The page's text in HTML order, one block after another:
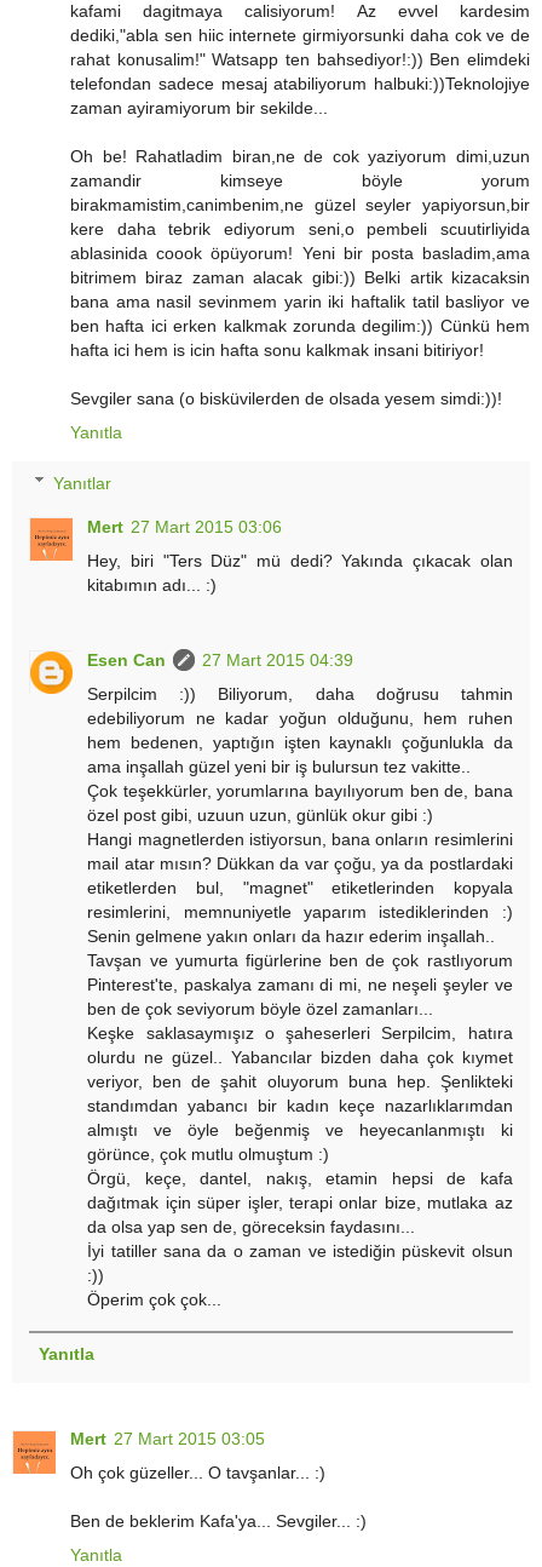
kafami dagitmaya calisiyorum! Az evvel kardesim
dediki,"abla sen hiic internete girmiyorsunki daha cok ve de
rahat konusalim!" Watsapp ten bahsediyor!:)) Ben elimdeki
telefondan sadece mesaj atabiliyorum halbuki:))Teknolojiye
zaman ayiramiyorum bir sekilde...
Oh be! Rahatladim biran,ne de cok yaziyorum dimi,uzun
zamandir kimseye böyle yorum
birakmamistim,canimbenim,ne güzel seyler yapiyorsun,bir
kere daha tebrik ediyorum seni,o pembeli scuutirliyida
ablasinida coook öpüyorum! Yeni bir posta basladim,ama
bitrimem biraz zaman alacak gibi:)) Belki artik kizacaksin
bana ama nasil sevinmem yarin iki haftalik tatil basliyor ve
ben hafta ici erken kalkmak zorunda degilim:)) Cünkü hem
hafta ici hem is icin hafta sonu kalkmak insani bitiriyor!
Sevgiler sana (o bisküvilerden de olsada yesem simdi:))!
Yanıtla
Yanıtlar
Mert 27 Mart 2015 03:06
Hey, biri "Ters Düz" mü dedi? Yakında çıkacak olan
kitabımın adı... :)
Esen Can
27 Mart 2015 04:39
Serpilcim :)) Biliyorum, daha doğrusu tahmin
edebiliyorum ne kadar yoğun olduğunu, hem ruhen
hem bedenen, yaptığın işten kaynaklı çoğunlukla da
ama inşallah güzel yeni bir iş bulursun tez vakitte..
Çok teşekkürler, yorumlarına bayılıyorum ben de, bana
özel post gibi, uzuun uzun, günlük okur gibi :)
Hangi magnetlerden istiyorsun, bana onların resimlerini
mail atar mısın? Dükkan da var çoğu, ya da postlardaki
etiketlerden bul, "magnet" etiketlerinden kopyala
resimlerini, memnuniyetle yaparım istediklerinden :)
Senin gelmene yakın onları da hazır ederim inşallah..
Tavşan ve yumurta figürlerine ben de çok rastlıyorum
Pinterest'te, paskalya zamanı di mi, ne neşeli şeyler ve
ben de çok seviyorum böyle özel zamanları...
Keşke saklasaymışız o şaheserleri Serpilcim, hatıra
olurdu ne güzel.. Yabancılar bizden daha çok kıymet
veriyor, ben de şahit oluyorum buna hep. Şenlikteki
standımdan yabancı bir kadın keçe nazarlıklarımdan
almıştı ve öyle beğenmiş ve heyecanlanmıştı ki
görünce, çok mutlu olmuştum :)
Örgü, keçe, dantel, nakış, etamin hepsi de kafa
dağıtmak için süper işler, terapi onlar bize, mutlaka az
da olsa yap sen de, göreceksin faydasını...
İyi tatiller sana da o zaman ve istediğin püskevit olsun
:))
Öperim çok çok...
Yanıtla
Mert 27 Mart 2015 03:05
Oh çok güzeller... O tavşanlar... :)
Ben de beklerim Kafa'ya... Sevgiler... :)
Yanıtla